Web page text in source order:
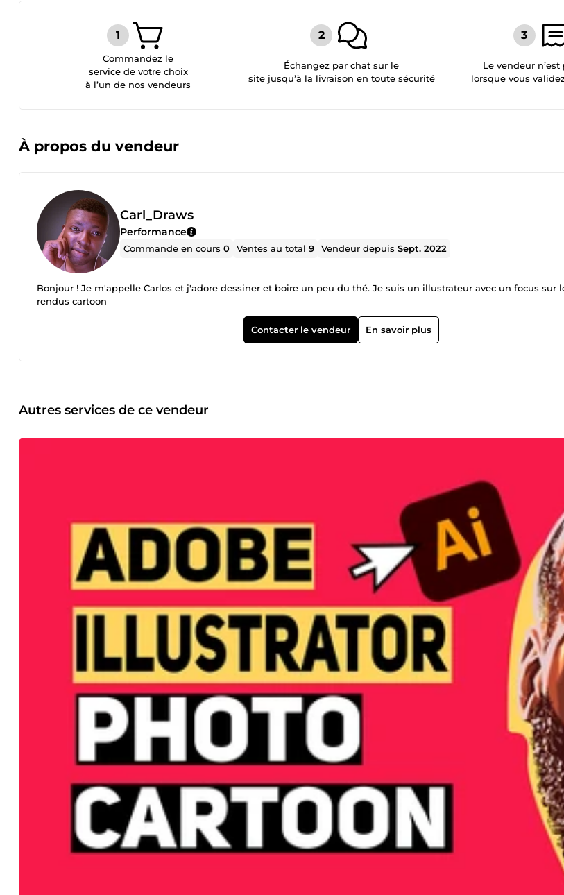
Commandez le
service de votre choix
à l’un de nos vendeurs
Échangez par chat sur le
site jusqu’à la livraison en toute sécurité
Le vendeur
lorsque vous
À propos du vendeur
Carl_Draws
Performance
Commande en cours0 Ventes au total9 Vendeur depuisSept. 2022
Bonjour ! Je m'appelle Carlos et j'adore dessiner et boire un peu du thé. Je suis un illustrateur avec un focus sur les dessins avec
rendus cartoon
Contacter le vendeur En savoir plus
Autres services de ce vendeur